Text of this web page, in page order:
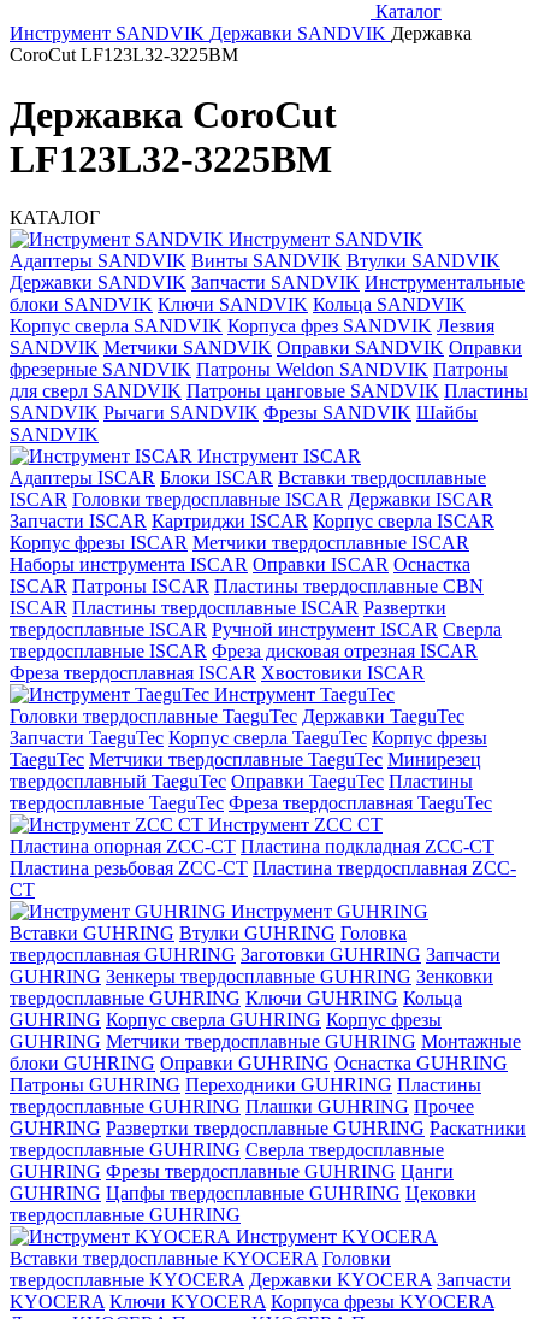
Каталог
Инструмент SANDVIK Державки SANDVIK Державка
CoroCut LF123L32-3225BM
Державка CoroCut
LF123L32-3225BM
КАТАЛОГ
Инструмент SANDVIK
Адаптеры SANDVIK Винты SANDVIK Втулки SANDVIK
Державки SANDVIK Запчасти SANDVIK Инструментальные
блоки SANDVIK Ключи SANDVIK Кольца SANDVIK
Корпус сверла SANDVIK Корпуса фрез SANDVIK Лезвия
SANDVIK Метчики SANDVIK Оправки SANDVIK Оправки
фрезерные SANDVIK Патроны Weldon SANDVIK Патроны
для сверл SANDVIK Патроны цанговые SANDVIK Пластины
SANDVIK Рычаги SANDVIK Фрезы SANDVIK Шайбы
SANDVIK
Инструмент ISCAR
Адаптеры ISCAR Блоки ISCAR Вставки твердосплавные
ISCAR Головки твердосплавные ISCAR Державки ISCAR
Запчасти ISCAR Картриджи ISCAR Корпус сверла ISCAR
Корпус фрезы ISCAR Метчики твердосплавные ISCAR
Наборы инструмента ISCAR Оправки ISCAR Оснастка
ISCAR Патроны ISCAR Пластины твердосплавные CBN
ISCAR Пластины твердосплавные ISCAR Развертки
твердосплавные ISCAR Ручной инструмент ISCAR Сверла
твердосплавные ISCAR Фреза дисковая отрезная ISCAR
Фреза твердосплавная ISCAR Хвостовики ISCAR
Инструмент TaeguTec
Головки твердосплавные TaeguTec Державки TaeguTec
Запчасти TaeguTec Корпус сверла TaeguTec Корпус фрезы
TaeguTec Метчики твердосплавные TaeguTec Минирезец
твердосплавный TaeguTec Оправки TaeguTec Пластины
твердосплавные TaeguTec Фреза твердосплавная TaeguTec
Инструмент ZCС CT
Пластина опорная ZCC-CT Пластина подкладная ZCC-CT
Пластина резьбовая ZCC-CT Пластина твердосплавная ZCC-
CT
Инструмент GUHRING
Вставки GUHRING Втулки GUHRING Головка
твердосплавная GUHRING Заготовки GUHRING Запчасти
GUHRING Зенкеры твердосплавные GUHRING Зенковки
твердосплавные GUHRING Ключи GUHRING Кольца
GUHRING Корпус сверла GUHRING Корпус фрезы
GUHRING Метчики твердосплавные GUHRING Монтажные
блоки GUHRING Оправки GUHRING Оснастка GUHRING
Патроны GUHRING Переходники GUHRING Пластины
твердосплавные GUHRING Плашки GUHRING Прочее
GUHRING Развертки твердосплавные GUHRING Раскатники
твердосплавные GUHRING Сверла твердосплавные
GUHRING Фрезы твердосплавные GUHRING Цанги
GUHRING Цапфы твердосплавные GUHRING Цековки
твердосплавные GUHRING
Инструмент KYOCERA
Вставки твердосплавные KYOCERA Головки
твердосплавные KYOCERA Державки KYOCERA Запчасти
KYOCERA Ключи KYOCERA Корпуса фрезы KYOCERA